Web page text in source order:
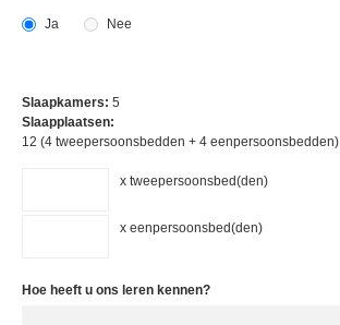
Ja Nee
Slaapkamers: 5
Slaapplaatsen:
12 (4 tweepersoonsbedden + 4 eenpersoonsbedden)
x tweepersoonsbed(den)
x eenpersoonsbed(den)
Hoe heeft u ons leren kennen?